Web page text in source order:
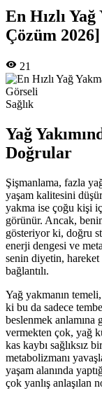
En Hızlı
Çözüm 2026]
21
Sağlık
Yağ
Doğrular
Şişmanlama, fazla
yaşam kalitesini
yakma ise çoğu kişi
görünür. Ancak,
gösteriyor ki, doğru
enerji dengesi ve
senin diyetin, hareket
bağlantılı.
Yağ yakmanın
ki bu da sadece
beslenmek
vermekten çok, yağ
kas kaybı sağlıksız
metabolizmanı
yaşam alanında
çok yanlış anlaşılan